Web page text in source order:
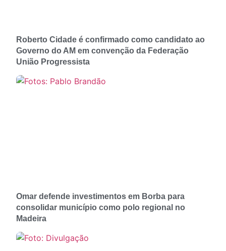
Roberto Cidade é confirmado como candidato ao
Governo do AM em convenção da Federação
União Progressista
Omar defende investimentos em Borba para
consolidar município como polo regional no
Madeira